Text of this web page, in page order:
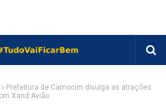
Prefeitura de Camocim divulga as atrações
Xand Avião